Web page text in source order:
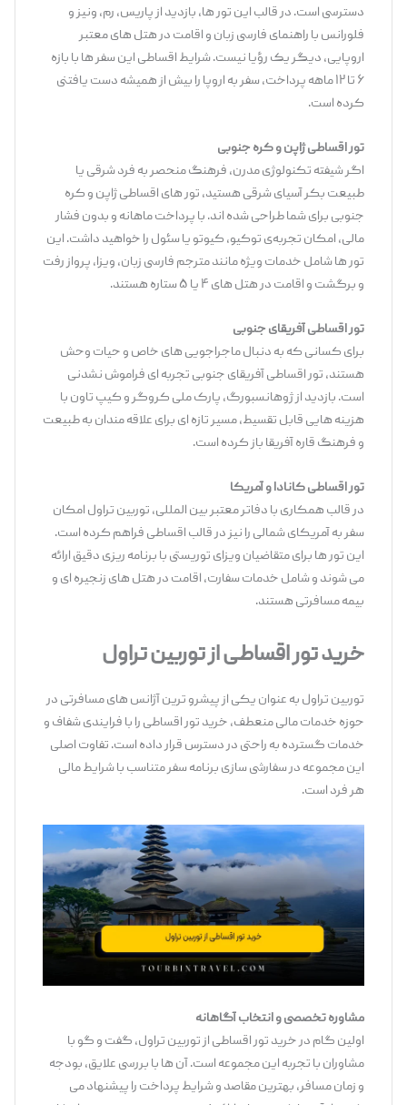
دسترسی است. در قالب این تور ها، بازدید از پاریس، رم، ونیز و
فلورانس با راهنمای فارسی‌ زبان و اقامت در هتل‌ های معتبر
اروپایی، دیگر یک رؤیا نیست. شرایط اقساطی این سفر ها با بازه
۶ تا ۱۲ ماهه پرداخت، سفر به اروپا را بیش از همیشه دست ‌یافتنی
کرده است.
تور اقساطی ژاپن و کره جنوبی
اگر شیفته تکنولوژی مدرن، فرهنگ منحصر به ‌فرد شرقی یا
طبیعت بکر آسیای شرقی هستید، تور های اقساطی ژاپن و کره
جنوبی برای شما طراحی شده ‌اند. با پرداخت ماهانه و بدون فشار
مالی، امکان تجربه‌ی توکیو، کیوتو یا سئول را خواهید داشت. این
تور ها شامل خدمات ویژه مانند مترجم فارسی‌ زبان، ویزا، پرواز رفت‌
و برگشت و اقامت در هتل ‌های ۴ یا ۵ ستاره هستند.
تور اقساطی آفریقای جنوبی
برای کسانی که به دنبال ماجراجویی ‌های خاص و حیات‌ وحش
هستند، تور اقساطی آفریقای جنوبی تجربه ‌ای فراموش ‌نشدنی
است. بازدید از ژوهانسبورگ، پارک ملی کروگر و کیپ ‌تاون با
هزینه‌ هایی قابل تقسیط، مسیر تازه ‌ای برای علاقه‌ مندان به طبیعت
و فرهنگ قاره آفریقا باز کرده است.
تور اقساطی کانادا و آمریکا
در قالب همکاری با دفاتر معتبر بین ‌المللی، توربین تراول امکان
سفر به آمریکای شمالی را نیز در قالب اقساطی فراهم کرده است.
این تور ها برای متقاضیان ویزای توریستی با برنامه‌ ریزی دقیق ارائه
می ‌شوند و شامل خدمات سفارت، اقامت در هتل ‌های زنجیره ‌ای و
بیمه مسافرتی هستند.
خرید تور اقساطی از توربین تراول
توربین تراول به‌ عنوان یکی از پیشرو ترین آژانس ‌های مسافرتی در
حوزه خدمات مالی منعطف، خرید تور اقساطی را با فرایندی شفاف و
خدمات گسترده به ‌راحتی در دسترس قرار داده است. تفاوت اصلی
این مجموعه در سفارشی ‌سازی برنامه سفر متناسب با شرایط مالی
هر فرد است.
مشاوره تخصصی و انتخاب آگاهانه
اولین گام در خرید تور اقساطی از توربین تراول، گفت‌ و گو با
مشاوران با تجربه این مجموعه است. آن ‌ها با بررسی علایق، بودجه
و زمان مسافر، بهترین مقاصد و شرایط پرداخت را پیشنهاد می